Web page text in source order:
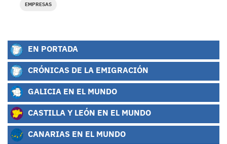
EMPRESAS
EN PORTADA
CRÓNICAS DE LA EMIGRACIÓN
GALICIA EN EL MUNDO
CASTILLA Y LEÓN EN EL MUNDO
CANARIAS EN EL MUNDO